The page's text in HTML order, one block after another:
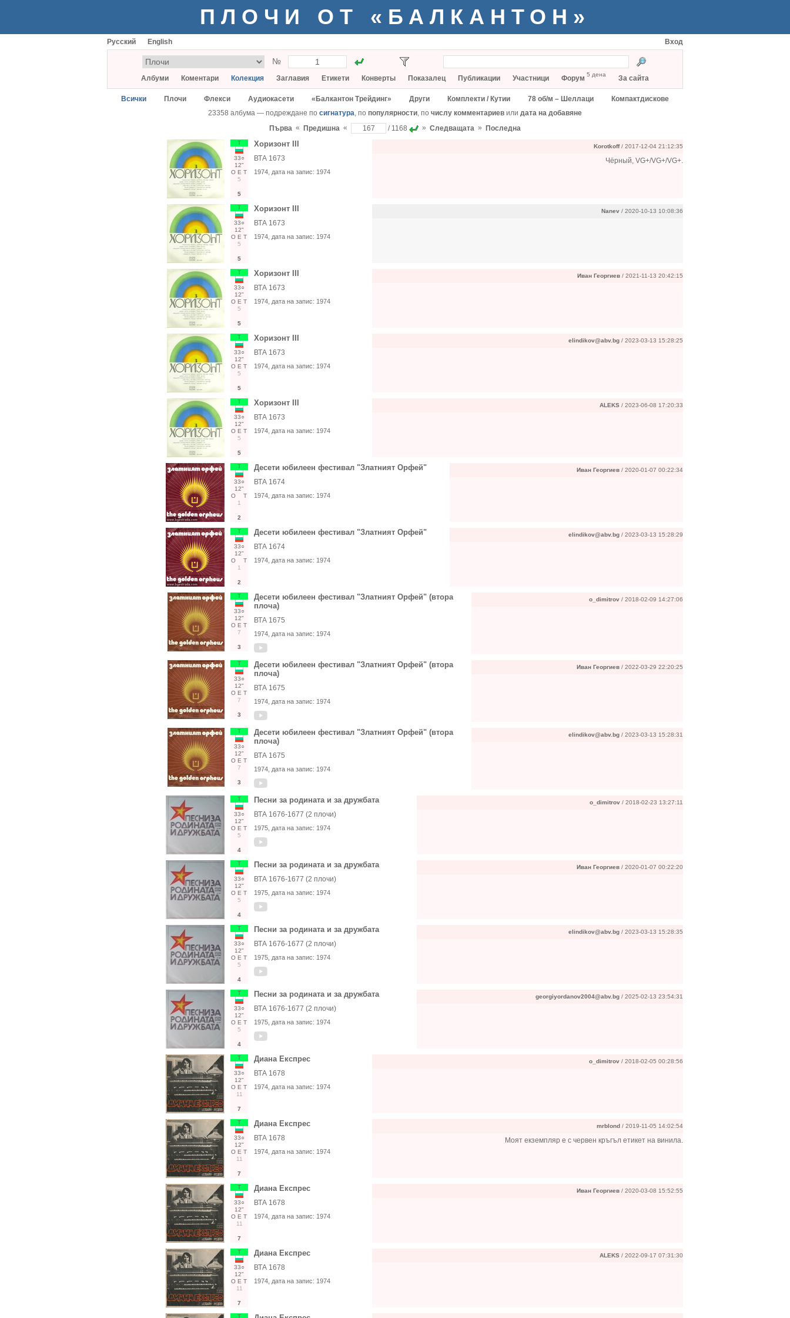
ПЛОЧИ ОТ «БАЛКАНТОН»
Русский English Вход
№
Албуми Коментари Колекция Заглавия Етикети Конверты Показалец Публикации Участници Форум 5 дена За сайта
Всички Плочи Флекси Аудиокасети «Балкантон Трейдинг» Други Комплекти / Кутии 78 об/м – Шеллаци
Компактдискове
23358 албума — подреждане по сигнатура, по популярности, по числу комментариев или дата на добавяне
Първа « Предишна « / 1168 » Следващата » Последна
Т
33○
12"
О Е Т
5
5
Хоризонт III
ВТА 1673
1974 , дата на запис: 1974
Korotkoff/ 2017-12-04 21:12:35
Чёрный, VG+/VG+/VG+.
Т
33○
12"
О Е Т
5
5
Хоризонт III
ВТА 1673
1974 , дата на запис: 1974
Nanev / 2020-10-13 10:08:36
Т
33○
12"
О Е Т
5
5
Хоризонт III
ВТА 1673
1974 , дата на запис: 1974
Иван Георгиев / 2021-11-13 20:42:15
Т
33○
12"
О Е Т
5
5
Хоризонт III
ВТА 1673
1974 , дата на запис: 1974
elindikov@abv.bg / 2023-03-13 15:28:25
Т
33○
12"
О Е Т
5
5
Хоризонт III
ВТА 1673
1974 , дата на запис: 1974
ALEKS / 2023-06-08 17:20:33
Т
33○
12"
О
Т
1
2
Десети юбилеен фестивал "Златният Орфей"
ВТА 1674
1974 , дата на запис: 1974
Иван Георгиев / 2020-01-07 00:22:34
Т
33○
12"
О
Т
1
2
Десети юбилеен фестивал "Златният Орфей"
ВТА 1674
1974 , дата на запис: 1974
elindikov@abv.bg / 2023-03-13 15:28:29
Т
33○
12"
О Е Т
7
3
Десети юбилеен фестивал "Златният Орфей" (втора
плоча)
ВТА 1675
1974 , дата на запис: 1974
o_dimitrov / 2018-02-09 14:27:06
Т
33○
12"
О Е Т
7
3
Десети юбилеен фестивал "Златният Орфей" (втора
плоча)
ВТА 1675
1974 , дата на запис: 1974
Иван Георгиев / 2022-03-29 22:20:25
Т
33○
12"
О Е Т
7
3
Десети юбилеен фестивал "Златният Орфей" (втора
плоча)
ВТА 1675
1974 , дата на запис: 1974
elindikov@abv.bg / 2023-03-13 15:28:31
Т
33○
12"
О Е Т
5
4
Песни за родината и за дружбата
ВТА 1676-1677 (2 плочи)
1975 , дата на запис: 1974
o_dimitrov / 2018-02-23 13:27:11
Т
33○
12"
О Е Т
5
4
Песни за родината и за дружбата
ВТА 1676-1677 (2 плочи)
1975 , дата на запис: 1974
Иван Георгиев / 2020-01-07 00:22:20
Т
33○
12"
О Е Т
5
4
Песни за родината и за дружбата
ВТА 1676-1677 (2 плочи)
1975 , дата на запис: 1974
elindikov@abv.bg / 2023-03-13 15:28:35
Т
33○
12"
О Е Т
5
4
Песни за родината и за дружбата
ВТА 1676-1677 (2 плочи)
1975 , дата на запис: 1974
georgiyordanov2004@abv.bg / 2025-02-13 23:54:31
Т
33○
12"
О Е Т
11
7
Диана Експрес
ВТА 1678
1974 , дата на запис: 1974
o_dimitrov / 2018-02-05 00:28:56
Т
33○
12"
О Е Т
11
7
Диана Експрес
ВТА 1678
1974 , дата на запис: 1974
mrblond / 2019-11-05 14:02:54
Моят екземпляр е с червен кръгъл етикет на винила.
Т
33○
12"
О Е Т
11
7
Диана Експрес
ВТА 1678
1974 , дата на запис: 1974
Иван Георгиев / 2020-03-08 15:52:55
Т
33○
12"
О Е Т
11
7
Диана Експрес
ВТА 1678
1974 , дата на запис: 1974
ALEKS / 2022-09-17 07:31:30
Т